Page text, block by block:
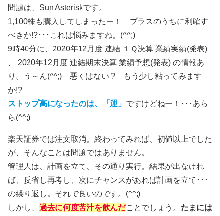
問題は、Sun Asteriskです。
1,100株も購入してしまったー！ プラスのうちに利確す
べきか!?･･･これは悩みますね。(^^;)
9時40分に、2020年12月度 連結 １Ｑ決算 業績実績(発表)
、 2020年12月度 連結期末決算 業績予想(発表) の情報あ
り。う～ん(^^;) 悪くはない!? もう少し粘ってみます
か!?
ストップ高になったのは、「運」 ですけどねー！･･･あら
ら(^^;)
楽天証券では注文取消。終わってみれば、初値以上でした
が、そんなことは問題ではありません。
管理人は、計画を立て、その通り実行。結果が出なけれ
ば、反省し再考し、次にチャンスがあれば計画を立て･･･
の繰り返し。それで良いのです。(^^;)
しかし、 過去に何度苦汁を飲んだことでしょう。 たまには